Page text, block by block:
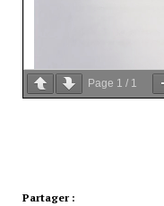
Page 1 / 1
Partager :